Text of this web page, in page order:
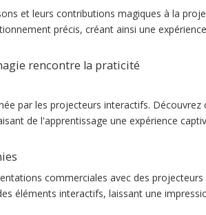
et leurs contributions magiques à la
précis, créant ainsi une
rencontre la praticité
par les projecteurs interactifs.
de l'apprentissage une expérience
commerciales avec des
éléments interactifs, laissant une